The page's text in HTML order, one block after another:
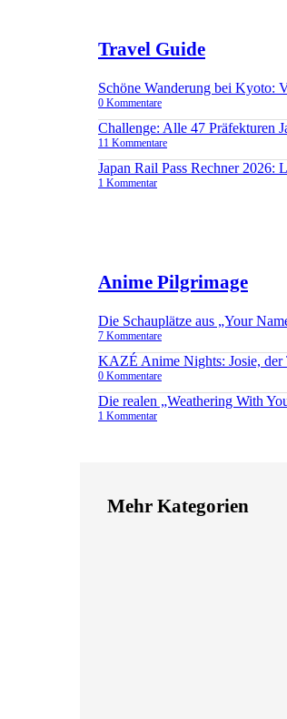
Travel Guide
Schöne Wanderung bei Kyoto:
0 Kommentare
Challenge: Alle 47 Präfekturen
11 Kommentare
Japan Rail Pass Rechner
1 Kommentar
Anime Pilgrimage
Die Schauplätze aus „Your
7 Kommentare
KAZÉ Anime Nights: Josie, der
0 Kommentare
Die realen „Weathering With
1 Kommentar
Mehr Kategorien